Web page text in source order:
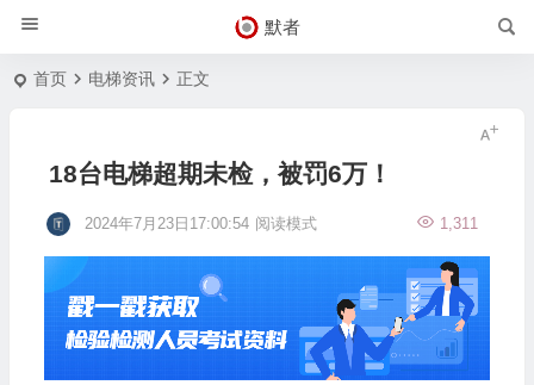
默者
首页 电梯资讯 正文
18台电梯超期未检，被罚6万！
2024年7月23日17:00:54 1,311
阅读模式